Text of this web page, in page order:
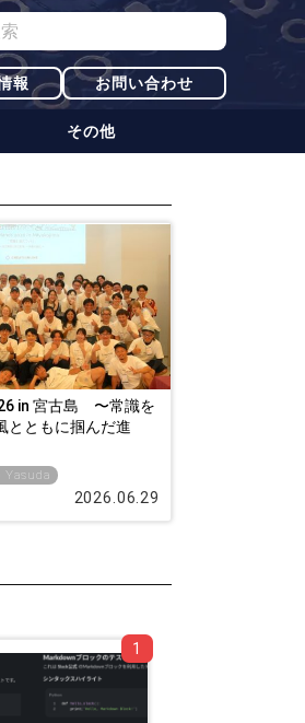
報 お問い合わせ
その他
in 宮古島 〜常識を
とともに掴んだ進
Yasuda
2026.06.29
1